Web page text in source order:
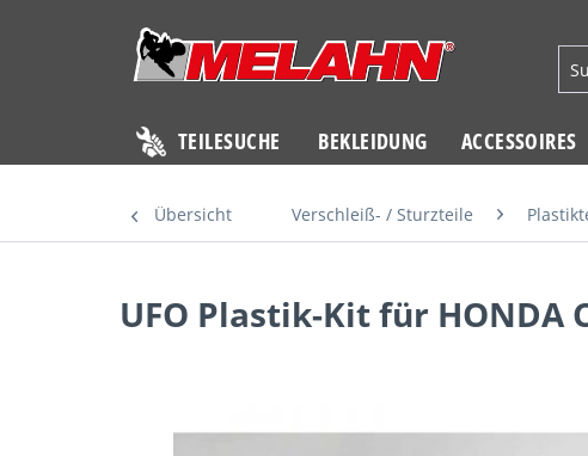
TEILESUCHE BEKLEIDUNG ACCESSOIRES
Übersicht Verschleiß- / Sturzteile
UFO Plastik-Kit für HONDA